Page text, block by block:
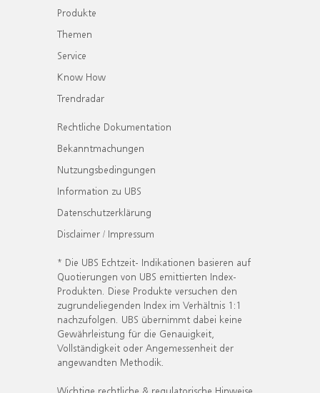
Produkte
Themen
Service
Know How
Trendradar
Rechtliche Dokumentation
Bekanntmachungen
Nutzungsbedingungen
Information zu UBS
Datenschutzerklärung
Disclaimer / Impressum
* Die UBS Echtzeit- Indikationen basieren auf
Quotierungen von UBS emittierten Index-
Produkten. Diese Produkte versuchen den
zugrundeliegenden Index im Verhältnis 1:1
nachzufolgen. UBS übernimmt dabei keine
Gewährleistung für die Genauigkeit,
Vollständigkeit oder Angemessenheit der
angewandten Methodik.